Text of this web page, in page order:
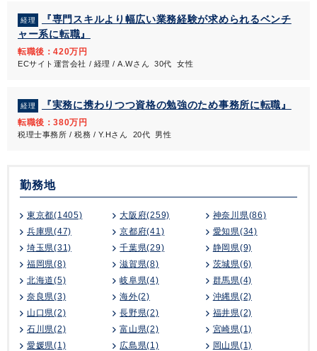
経理
『専門スキルより幅広い業務経験が求められるベンチ
ャー系に転職』
転職後：420万円
ECサイト運営会社 / 経理 / A.Wさん 30代 女性
経理 『実務に携わりつつ資格の勉強のため事務所に転職』
転職後：380万円
税理士事務所 / 税務 / Y.Hさん 20代 男性
勤務地
東京都(1405) 大阪府(259)
神奈川県(86)
兵庫県(47)
京都府(41)
愛知県(34)
埼玉県(31)
千葉県(29)
静岡県(9)
福岡県(8)
滋賀県(8)
茨城県(6)
北海道(5)
岐阜県(4)
群馬県(4)
奈良県(3)
海外(2)
沖縄県(2)
山口県(2)
長野県(2)
福井県(2)
石川県(2)
富山県(2)
宮崎県(1)
愛媛県(1)
広島県(1)
岡山県(1)